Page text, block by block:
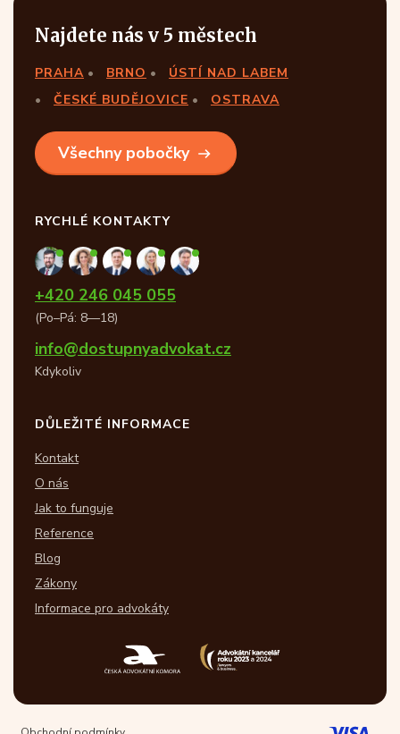
Najdete nás v 5 městech
PRAHA BRNO
ÚSTÍ NAD LABEM
ČESKÉ BUDĚJOVICE
OSTRAVA
Všechny pobočky
RYCHLÉ KONTAKTY
+420 246 045 055
(Po–Pá: 8—18)
info@dostupnyadvokat.cz
Kdykoliv
DŮLEŽITÉ INFORMACE
Kontakt
O nás
Jak to funguje
Reference
Blog
Zákony
Informace pro advokáty